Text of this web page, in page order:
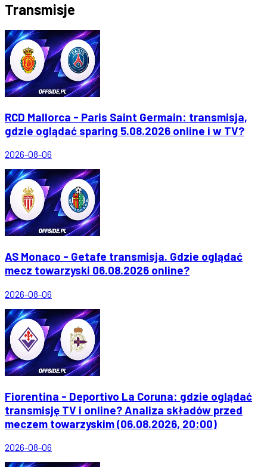
Transmisje
RCD Mallorca - Paris Saint Germain: transmisja,
gdzie oglądać sparing 5.08.2026 online i w TV?
2026-08-06
AS Monaco - Getafe transmisja. Gdzie oglądać
mecz towarzyski 06.08.2026 online?
2026-08-06
Fiorentina - Deportivo La Coruna: gdzie oglądać
transmisję TV i online? Analiza składów przed
meczem towarzyskim (06.08.2026, 20:00)
2026-08-06